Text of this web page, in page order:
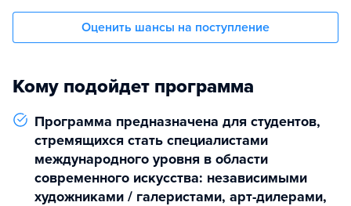
Оценить шансы на поступление
Кому подойдет программа
Программа предназначена для студентов,
стремящихся стать специалистами
международного уровня в области
современного искусства: независимыми
художниками / галеристами, арт-дилерами,